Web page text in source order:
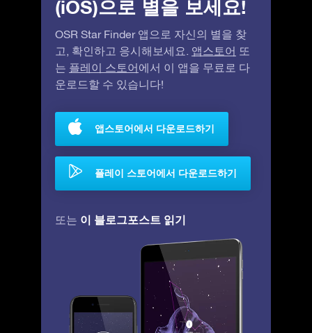
(iOS)으로 별을 보세요!
OSR Star Finder 앱으로 자신의 별을 찾
고, 확인하고 응시해보세요. 앱스토어 또
는 플레이 스토어에서 이 앱을 무료로 다
운로드할 수 있습니다!
앱스토어에서 다운로드하기
플레이 스토어에서 다운로드하기
또는 이 블로그포스트 읽기